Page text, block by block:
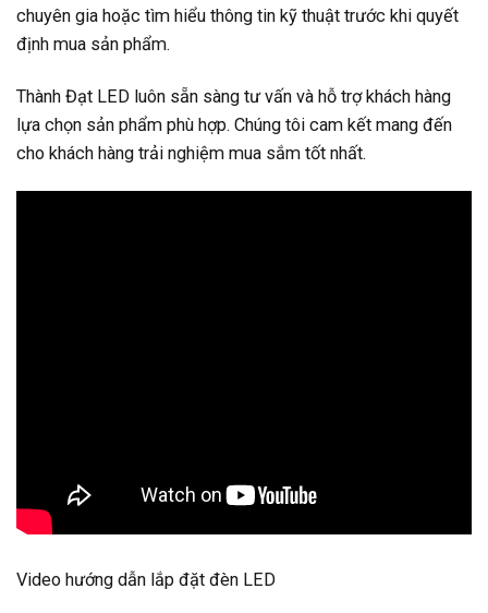
chuyên gia hoặc tìm hiểu thông tin kỹ thuật trước khi quyết
định mua sản phẩm.
Thành Đạt LED luôn sẵn sàng tư vấn và hỗ trợ khách hàng
lựa chọn sản phẩm phù hợp. Chúng tôi cam kết mang đến
cho khách hàng trải nghiệm mua sắm tốt nhất.
Video hướng dẫn lắp đặt đèn LED